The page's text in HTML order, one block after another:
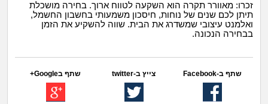
זכרו: מאוורר תקרה הוא השקעה לטווח ארוך. בחירה מושכלת
תיתן לכם שנים של נוחות, חיסכון משמעותי בחשבון החשמל,
ואלמנט עיצובי שמשדרג את הבית. שווה להשקיע את הזמן
בבחירה הנכונה.
שתף ב-Facebook צייץ ב-twitter שתף בGoogle+